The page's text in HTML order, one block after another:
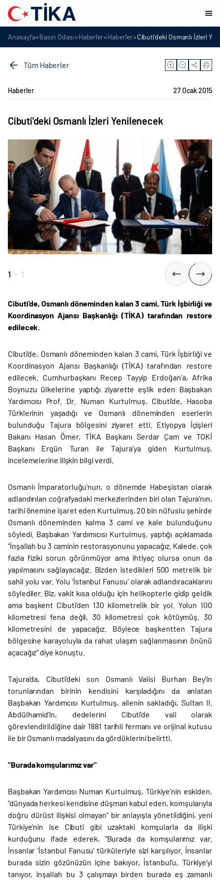
Anasayfa»Basın Odası»Haberler»Haberler»Cibuti'deki Osmanlı İzleri
Tüm Haberler
Haberler 27 Ocak 2015
Cibuti'deki Osmanlı İzleri Yenilenecek
1 - 1
Cibuti'de, Osmanlı döneminden kalan 3 cami, Türk İşbirliği ve
Koordinasyon Ajansı Başkanlığı (TİKA) tarafından restore
edilecek.
Cibuti'de, Osmanlı döneminden kalan 3 cami, Türk İşbirliği ve
Koordinasyon Ajansı Başkanlığı (TİKA) tarafından restore
edilecek. Cumhurbaşkanı Recep Tayyip Erdoğan'a, Afrika
Boynuzu ülkelerine yaptığı ziyarette eşlik eden Başbakan
Yardımcısı Prof. Dr. Numan Kurtulmuş, Cibuti'de, Hasoba
Türklerinin yaşadığı ve Osmanlı döneminden eserlerin
bulunduğu Tajura bölgesini ziyaret etti. Etiyopya İçişleri
Bakanı Hasan Ömer, TİKA Başkanı Serdar Çam ve TOKİ
Başkanı Ergün Turan ile Tajura'ya giden Kurtulmuş,
incelemelerine ilişkin bilgi verdi.
Osmanlı İmparatorluğu'nun, o dönemde Habeşistan olarak
adlandırılan coğrafyadaki merkezlerinden biri olan Tajura'nın,
tarihi önemine işaret eden Kurtulmuş, 20 bin nüfuslu şehirde
Osmanlı döneminden kalma 3 cami ve kale bulunduğunu
söyledi. Başbakan Yardımıcısı Kurtulmuş, yaptığı açıklamada
"İnşallah bu 3 caminin restorasyonunu yapacağız. Kalede, çok
fazla fiziki sorun görünmüyor ama ihtiyaç olursa onun da
yapılmasını sağlayacağız. Bizden istedikleri 500 metrelik bir
sahil yolu var. Yolu 'İstanbul Fanusu' olarak adlandıracaklarını
söylediler. Biz, vakit kısa olduğu için helikopterle gidip geldik
ama başkent Cibuti'den 130 kilometrelik bir yol. Yolun 100
kilometresi fena değil, 30 kilometresi çok kötüymüş. 30
kilometresini de yapacağız. Böylece başkentten Tajura
bölgesine karayoluyla da rahat ulaşım sağlanmasının önünü
açacağız" diye konuştu.
Tajura'da, Cibuti'deki son Osmanlı Valisi Burhan Bey'in
torunlarından birinin kendisini karşıladığını da anlatan
Başbakan Yardımcısı Kurtulmuş, ailenin sakladığı, Sultan II.
Abdülhamid'in, dedelerini Cibuti'de vali olarak
görevlendirildiğine dair 1881 tarihli fermanı ve orijinal kutusu
ile bir Osmanlı madalyasını da gördüklerini belirtti.
"Burada komşularımız var"
Başbakan Yardımcısı Numan Kurtulmuş, Türkiye'nin eskiden,
"dünyada herkesi kendisine düşman kabul eden, komşularıyla
doğru dürüst ilişkisi olmayan" bir anlayışla yönetildiğini, yeni
Türkiye'nin ise Cibuti gibi uzaktaki komşularla da ilişki
kurduğunu ifade ederek, "Burada da komşularımız var.
İnsanlar 'İstanbul Fanusu' türküleriyle sizi karşılıyor. İnsanlar
burada sizin gözünüzün içine bakıyor, İstanbul'u, Türkiye'yi
tanıyor, inşallah bu 3 çalışmayı birden burada eş zamanlı